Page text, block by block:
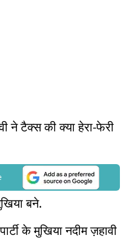
ने टैक्स की क्या हेरा-फेरी
बने.
के मुखिया नदीम ज़हावी